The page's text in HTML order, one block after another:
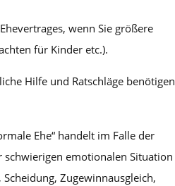
wenn Sie größere
für Kinder etc.).
Hilfe und Ratschläge
Ehe“ handelt im Falle der
schwierigen emotionalen
Zugewinnausgleich,